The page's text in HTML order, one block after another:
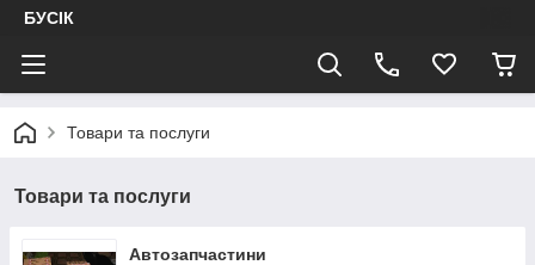
БУСІК
Товари та послуги
Товари та послуги
Автозапчастини